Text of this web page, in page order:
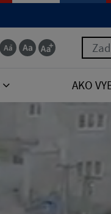
AKO